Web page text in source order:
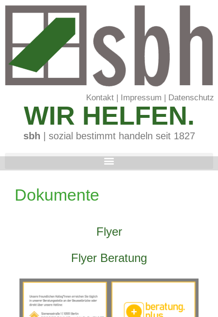
Kontakt | Impressum | Datenschutz
WIR HELFEN.
sbh | sozial bestimmt handeln seit 1827
Dokumente
Flyer
Flyer Beratung